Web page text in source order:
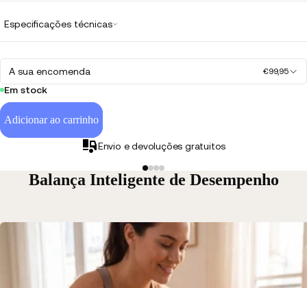
Especificações técnicas
A sua encomenda €99,95
Em stock
Adicionar ao carrinho
Envio e devoluções gratuitos
Balança Inteligente de Desempenho